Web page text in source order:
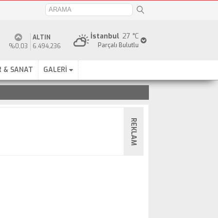
27 °C
İstanbul
Parçalı Bulutlu
%0,03
ALTIN
6.494,236
& SANAT GALERİ
REKLAM